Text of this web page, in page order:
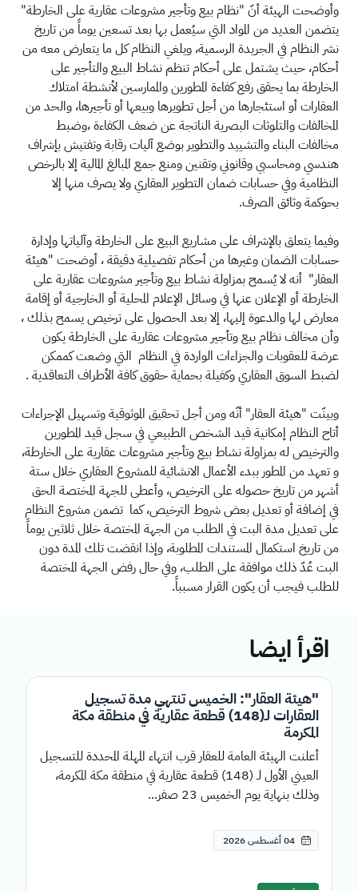
وأوضحت الهيئة أنّ "نظام بيع وتأجير مشروعات عقارية على الخارطة"
يتضمن العديد من المواد التي سيُعمل بها بعد تسعين يوماً من تاريخ
نشر النظام في الجريدة الرسمية، ويلغي النظام كل ما يتعارض معه من
أحكام، حيث يشتمل على أحكام تنظم نشاط البيع والتأجير على
الخارطة بما يحقق رفع كفاءة المطورين والممارسين لأنشطة امتلاك
العقارات أو استئجارها من أجل تطويرها وبيعها أو تأجيرها، والحد من
المخالفات والتلوثات البصرية الناتجة عن ضعف الكفاءة ،وضبط
مخالفات البناء والتشييد والتطوير بوضع آليات رقابة وتفتيش بإشراف
هندسي ومحاسبي وقانوني وتقنين ومنع جمع المبالغ المالية إلا بالرخص
النظامية وفي حسابات ضمان التطوير العقاري ولا يصرف منها إلا
بحوكمة وثائق الصرف.
وفيما يتعلق بالإشراف على مشاريع البيع على الخارطة وآلياتها وإدارة
حسابات الضمان وغيرها من أحكام تفصيلية دقيقة ، أوضحت "هيئة
العقار" أنه لا يُسمح بمزاولة نشاط بيع وتأجير مشروعات عقارية على
الخارطة أو الإعلان عنها في وسائل الإعلام المحلية أو الخارجية أو إقامة
معارض لها والدعوة إليها، إلا بعد الحصول على ترخيص يسمح بذلك ،
وأن مخالف نظام بيع وتأجير مشروعات عقارية على الخارطة يكون
عرضة للعقوبات والجزاءات الواردة في النظام التي وضعت كممكن
لضبط السوق العقاري وكفيلة بحماية حقوق كافة الأطراف التعاقدية .
وبينّت "هيئة العقار" أنّه ومن أجل تحقيق الموثوقية وتسهيل الإجراءات
أتاح النظام إمكانية قيد الشخص الطبيعي في سجل قيد المطورين
والترخيص له بمزاولة نشاط بيع وتأجير مشروعات عقارية على الخارطة،
و تعهد من المطور ببدء الأعمال الانشائية للمشروع العقاري خلال ستة
أشهر من تاريخ حصوله على الترخيص، وأعطى للجهة المختصة الحق
في إضافة أو تعديل بعض شروط الترخيص، كما تضمن مشروع النظام
على تعديل مدة البت في الطلب من الجهة المختصة خلال ثلاثين يوماً
من تاريخ استكمال المستندات المطلوبة، وإذا انقضت تلك المدة دون
البت عُدّ ذلك موافقة على الطلب، وفي حال رفض الجهة المختصة
للطلب فيجب أن يكون القرار مسبباً.
اقرأ ايضا
"هيئة العقار": الخميس تنتهي مدة تسجيل
العقارات لـ(148) قطعة عقارية في منطقة مكة
المكرمة
أعلنت الهيئة العامة للعقار قرب انتهاء المهلة المحددة للتسجيل
العيني الأول لـ (148) قطعة عقارية في منطقة مكة المكرمة،
وذلك بنهاية يوم الخميس 23 صفر...
04 أغسطس 2026